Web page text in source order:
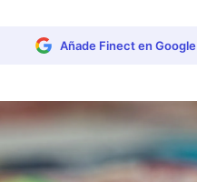
Añade Finect en Google